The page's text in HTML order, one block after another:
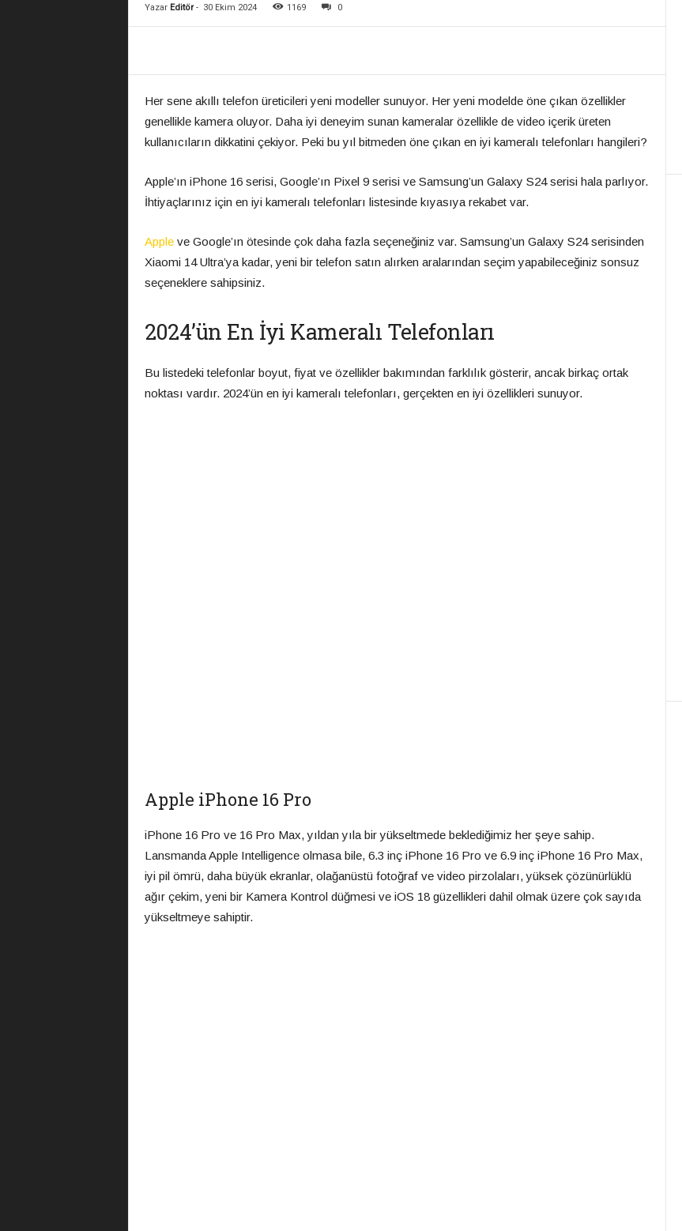
Yazar Editör- 30 Ekim 2024 1169 0
Her sene akıllı telefon üreticileri yeni modeller sunuyor. Her yeni modelde öne çıkan özellikler
genellikle kamera oluyor. Daha iyi deneyim sunan kameralar özellikle de video içerik üreten
kullanıcıların dikkatini çekiyor. Peki bu yıl bitmeden öne çıkan en iyi kameralı telefonları hangileri?
Apple’ın iPhone 16 serisi, Google’ın Pixel 9 serisi ve Samsung’un Galaxy S24 serisi hala parlıyor.
İhtiyaçlarınız için en iyi kameralı telefonları listesinde kıyasıya rekabet var.
Appleve Google’ın ötesinde çok daha fazla seçeneğiniz var. Samsung’un Galaxy S24 serisinden
Xiaomi 14 Ultra’ya kadar, yeni bir telefon satın alırken aralarından seçim yapabileceğiniz sonsuz
seçeneklere sahipsiniz.
2024’ün En İyi Kameralı Telefonları
Bu listedeki telefonlar boyut, fiyat ve özellikler bakımından farklılık gösterir, ancak birkaç ortak
noktası vardır. 2024’ün en iyi kameralı telefonları, gerçekten en iyi özellikleri sunuyor.
Apple iPhone 16 Pro
iPhone 16 Pro ve 16 Pro Max, yıldan yıla bir yükseltmede beklediğimiz her şeye sahip.
Lansmanda Apple Intelligence olmasa bile, 6.3 inç iPhone 16 Pro ve 6.9 inç iPhone 16 Pro Max,
iyi pil ömrü, daha büyük ekranlar, olağanüstü fotoğraf ve video pirzolaları, yüksek çözünürlüklü
ağır çekim, yeni bir Kamera Kontrol düğmesi ve iOS 18 güzellikleri dahil olmak üzere çok sayıda
yükseltmeye sahiptir.